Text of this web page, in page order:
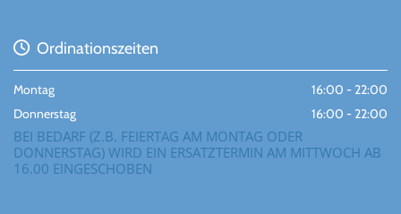
Ordinationszeiten
Montag
16:00 - 22:00
Donnerstag
16:00 - 22:00
BEI BEDARF (Z.B. FEIERTAG AM MONTAG ODER
DONNERSTAG) WIRD EIN ERSATZTERMIN AM MITTWOCH AB
16.00 EINGESCHOBEN